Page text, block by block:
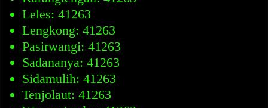
Leles: 41263
Lengkong: 41263
Pasirwangi: 41263
Sadananya: 41263
Sidamulih: 41263
Tenjolaut: 41263